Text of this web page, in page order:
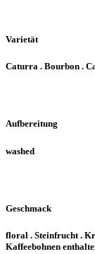
Varietät
Caturra . Bourbon .
Aufbereitung
washed
Geschmack
floral . Steinfrucht .
Kaffeebohnen